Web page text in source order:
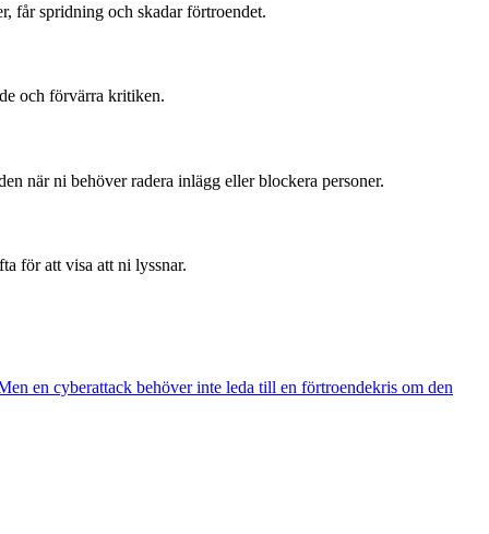
får spridning och skadar förtroendet.
och förvärra kritiken.
när ni behöver radera inlägg eller blockera personer.
för att visa att ni lyssnar.
en cyberattack behöver inte leda till en förtroendekris om den